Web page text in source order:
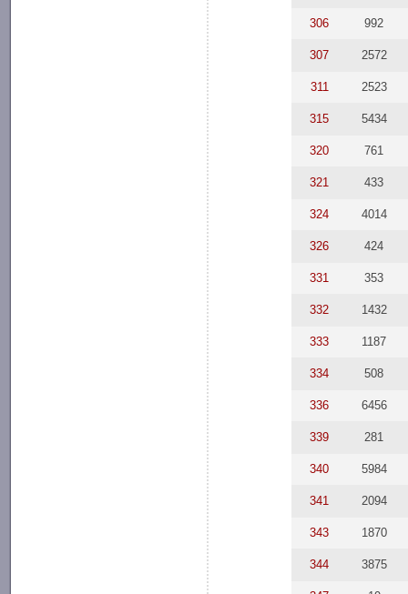
306 992
307 2572
311 2523
315 5434
320 761
321 433
324 4014
326 424
331 353
332 1432
333 1187
334 508
336 6456
339 281
340 5984
341 2094
343 1870
344 3875